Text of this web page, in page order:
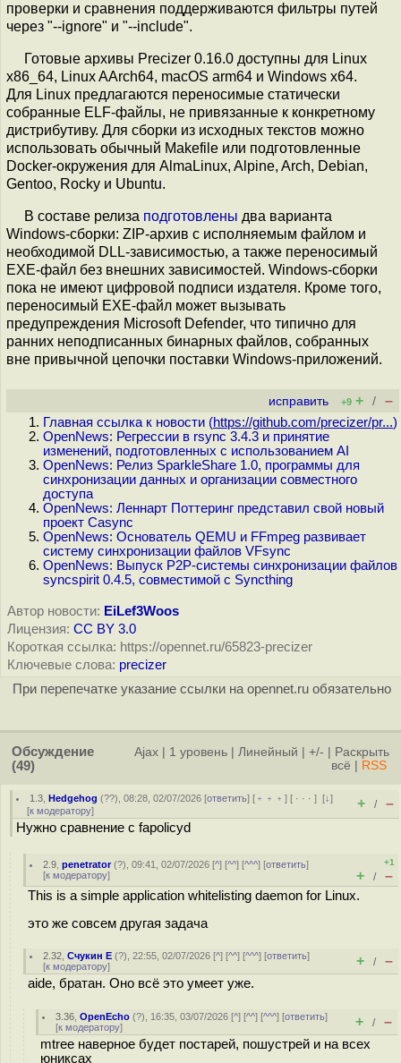
проверки и сравнения поддерживаются фильтры путей
через "--ignore" и "--include".
Готовые архивы Precizer 0.16.0 доступны для Linux
x86_64, Linux AArch64, macOS arm64 и Windows x64.
Для Linux предлагаются переносимые статически
собранные ELF-файлы, не привязанные к конкретному
дистрибутиву. Для сборки из исходных текстов можно
использовать обычный Makefile или подготовленные
Docker-окружения для AlmaLinux, Alpine, Arch, Debian,
Gentoo, Rocky и Ubuntu.
В составе релиза подготовлены два варианта
Windows-сборки: ZIP-архив с исполняемым файлом и
необходимой DLL-зависимостью, а также переносимый
EXE-файл без внешних зависимостей. Windows-сборки
пока не имеют цифровой подписи издателя. Кроме того,
переносимый EXE-файл может вызывать
предупреждения Microsoft Defender, что типично для
ранних неподписанных бинарных файлов, собранных
вне привычной цепочки поставки Windows-приложений.
исправить +9 + / –
Главная ссылка к новости (https://github.com/precizer/pr...)
OpenNews: Регрессии в rsync 3.4.3 и принятие
изменений, подготовленных с использованием AI
OpenNews: Релиз SparkleShare 1.0, программы для
синхронизации данных и организации совместного
доступа
OpenNews: Леннарт Поттеринг представил свой новый
проект Casync
OpenNews: Основатель QEMU и FFmpeg развивает
систему синхронизации файлов VFsync
OpenNews: Выпуск P2P-системы синхронизации файлов
syncspirit 0.4.5, совместимой с Syncthing
Автор новости: EiLef3Woos
Лицензия: CC BY 3.0
Короткая ссылка: https://opennet.ru/65823-precizer
Ключевые слова: precizer
При перепечатке указание ссылки на opennet.ru обязательно
Обсуждение
(49)
Ajax 1 уровень Линейный +/-
Раскрыть
всё
RSS
1.3 ,Hedgehog (??), 08:28, 02/07/2026 [ответить] [ ﹢﹢﹢] [ · · ·][↓]
[к модератору] + / –
Нужно сравнение с fapolicyd
2.9 ,penetrator(?), 09:41, 02/07/2026 [^] [^^] [^^^] [ответить]
[к модератору]
+1
+ / –
This is a simple application whitelisting daemon for Linux.
это же совсем другая задача
2.32 ,Счукин Е (?), 22:55, 02/07/2026 [^] [^^] [^^^] [ответить]
[к модератору] + / –
aide, братан. Оно всё это умеет уже.
3.36 ,OpenEcho (?), 16:35, 03/07/2026 [^] [^^] [^^^] [ответить]
[к модератору] + / –
mtree наверное будет постарей, пошустрей и на всех
юниксах